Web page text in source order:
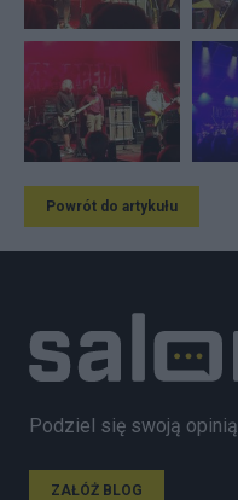
Powrót do artykułu
Podziel się swoją opinią
ZAŁÓŻ BLOG